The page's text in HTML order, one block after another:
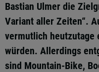
Bastian Ulmer die
Variant aller Zeiten“.
vermutlich heutzutage
würden. Allerdings
sind Mountain-Bike,